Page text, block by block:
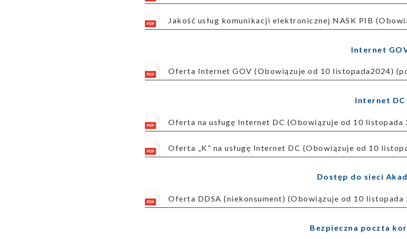
Jakość usług komunikacji elektronicznej NASK PIB
Internet
Oferta Internet GOV (Obowiązuje od 10 listopada2024)
Internet DC
Oferta na usługę Internet DC (Obowiązuje od 10
Oferta „K” na usługę Internet DC (Obowiązuje od 10
Dostęp do sieci
Oferta DDSA (niekonsument) (Obowiązuje od 10
Bezpieczna poczta